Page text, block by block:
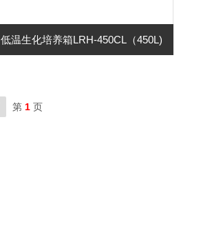
低温生化培养箱LRH-450CL（450L)
第 1 页